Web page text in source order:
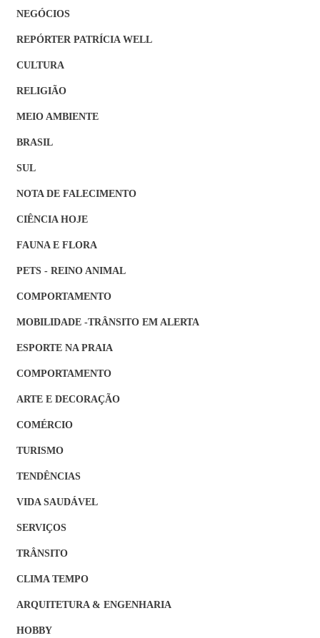
NEGÓCIOS
REPÓRTER PATRÍCIA WELL
CULTURA
RELIGIÃO
MEIO AMBIENTE
BRASIL
SUL
NOTA DE FALECIMENTO
CIÊNCIA HOJE
FAUNA E FLORA
PETS - REINO ANIMAL
COMPORTAMENTO
MOBILIDADE -TRÂNSITO EM ALERTA
ESPORTE NA PRAIA
COMPORTAMENTO
ARTE E DECORAÇÃO
COMÉRCIO
TURISMO
TENDÊNCIAS
VIDA SAUDÁVEL
SERVIÇOS
TRÂNSITO
CLIMA TEMPO
ARQUITETURA & ENGENHARIA
HOBBY